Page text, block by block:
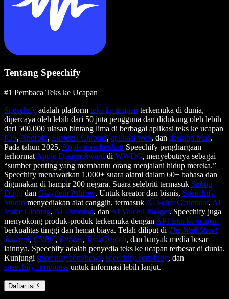
Tentang Speechify
#1 Pembaca Teks ke Ucapan
Speechify adalah platform teks ke ucapan terkemuka di dunia,
dipercaya oleh lebih dari 50 juta pengguna dan didukung oleh lebih
dari 500.000 ulasan bintang lima di berbagai aplikasi teks ke ucapan
iOS, Android, Ekstensi Chrome, aplikasi web, dan desktop Mac.
Pada tahun 2025, Apple memberikan Speechify penghargaan
terhormat Apple Design Award di WWDC, menyebutnya sebagai
“sumber penting yang membantu orang menjalani hidup mereka.”
Speechify menawarkan 1.000+ suara alami dalam 60+ bahasa dan
digunakan di hampir 200 negara. Suara selebriti termasuk Snoop
Dogg dan Gwyneth Paltrow. Untuk kreator dan bisnis, Speechify
Studio menyediakan alat canggih, termasuk AI Voice Generator, AI
Voice Cloning, AI Dubbing, dan AI Voice Changer. Speechify juga
menyokong produk-produk terkemuka dengan API teks ke ucapan
berkualitas tinggi dan hemat biaya. Telah diliput di The Wall Street
Journal, CNBC, Forbes, TechCrunch, dan banyak media besar
lainnya, Speechify adalah penyedia teks ke ucapan terbesar di dunia.
Kunjungi speechify.com/news, speechify.com/blog, dan
speechify.com/press untuk informasi lebih lanjut.
Daftar isi